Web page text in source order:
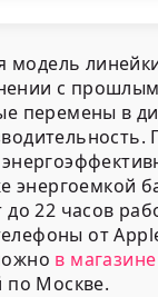
модель
с
перемены в
энергоемкой
до 22 часов
от
в
по Москве.